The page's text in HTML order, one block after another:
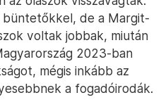
de a Margit-
voltak jobbak, miután
2023-ban
mégis inkább az
a fogadóirodák.